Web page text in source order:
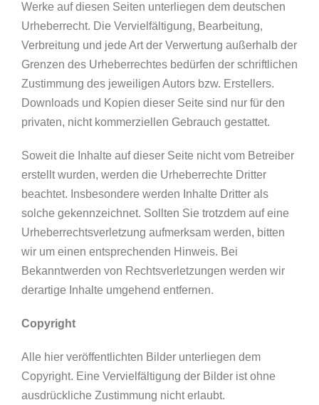
Werke auf diesen Seiten unterliegen dem deutschen
Urheberrecht. Die Vervielfältigung, Bearbeitung,
Verbreitung und jede Art der Verwertung außerhalb der
Grenzen des Urheberrechtes bedürfen der schriftlichen
Zustimmung des jeweiligen Autors bzw. Erstellers.
Downloads und Kopien dieser Seite sind nur für den
privaten, nicht kommerziellen Gebrauch gestattet.
Soweit die Inhalte auf dieser Seite nicht vom Betreiber
erstellt wurden, werden die Urheberrechte Dritter
beachtet. Insbesondere werden Inhalte Dritter als
solche gekennzeichnet. Sollten Sie trotzdem auf eine
Urheberrechtsverletzung aufmerksam werden, bitten
wir um einen entsprechenden Hinweis. Bei
Bekanntwerden von Rechtsverletzungen werden wir
derartige Inhalte umgehend entfernen.
Copyright
Alle hier veröffentlichten Bilder unterliegen dem
Copyright. Eine Vervielfältigung der Bilder ist ohne
ausdrückliche Zustimmung nicht erlaubt.